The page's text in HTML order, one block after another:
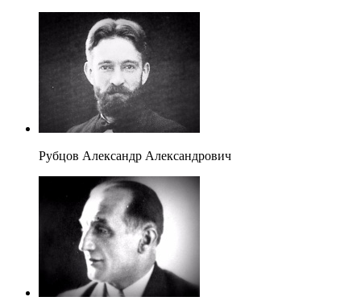
Рубцов Александр Александрович